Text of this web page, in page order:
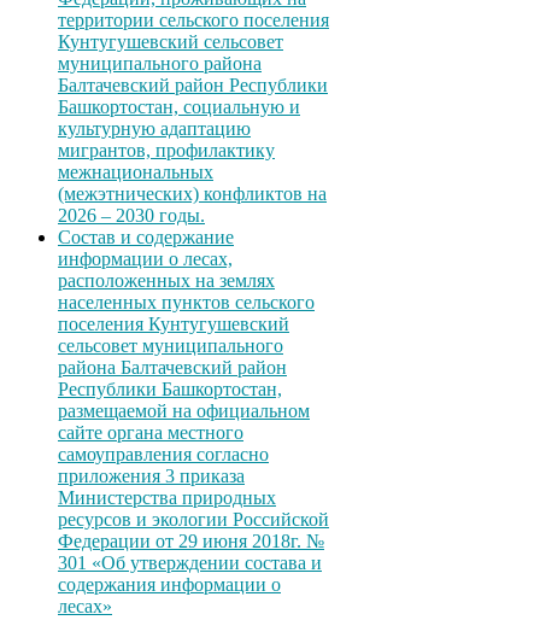
территории сельского поселения
Кунтугушевский сельсовет
муниципального района
Балтачевский район Республики
Башкортостан, социальную и
культурную адаптацию
мигрантов, профилактику
межнациональных
(межэтнических) конфликтов на
2026 – 2030 годы.
Состав и содержание
информации о лесах,
расположенных на землях
населенных пунктов сельского
поселения Кунтугушевский
сельсовет муниципального
района Балтачевский район
Республики Башкортостан,
размещаемой на официальном
сайте органа местного
самоуправления согласно
приложения 3 приказа
Министерства природных
ресурсов и экологии Российской
Федерации от 29 июня 2018г. №
301 «Об утверждении состава и
содержания информации о
лесах»